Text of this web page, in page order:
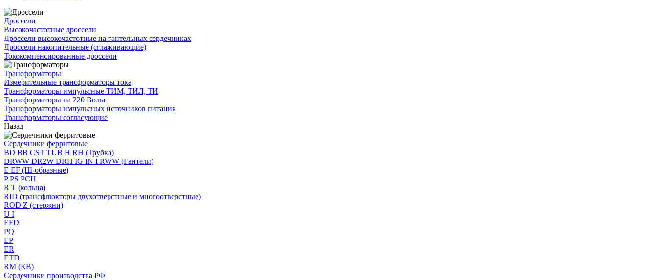
Дроссели
Высокочастотные дроссели
Дроссели высокочастотные на гантельных сердечниках
Дроссели накопительные (сглаживающие)
Тококомпенсированные дроссели
Трансформаторы
Измерительные трансформаторы тока
Трансформаторы импульсные ТИМ, ТИЛ, ТИ
Трансформаторы на 220 Вольт
Трансформаторы импульсных источников питания
Трансформаторы согласующие
Назад
Сердечники ферритовые
BD BB CST TUB H RH (Трубка)
DRWW DR2W DRH IG IN I RWW (Гантели)
E EF (Ш-образные)
P PS PCH
R T (кольца)
RID (трансфлюкторы двухотверстные и многоотверстные)
ROD Z (стержни)
U I
EFD
PQ
EP
ER
ETD
RM (КВ)
Сердечники производства РФ